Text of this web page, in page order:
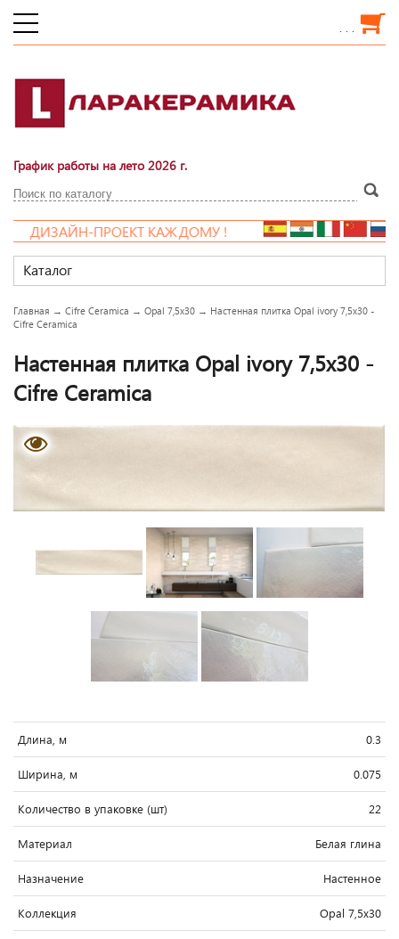
. . .
График работы на лето 2026 г.
ДИЗАЙН-ПРОЕКТ КАЖДОМУ !
Каталог
Главная → Cifre Ceramica → Opal 7,5x30 → Настенная плитка Opal ivory 7,5x30 -
Cifre Ceramica
Настенная плитка Opal ivory 7,5x30 -
Cifre Ceramica
Длина, м 0.3
Ширина, м 0.075
Количество в упаковке (шт) 22
Материал Белая глина
Назначение Настенное
Коллекция Opal 7,5x30